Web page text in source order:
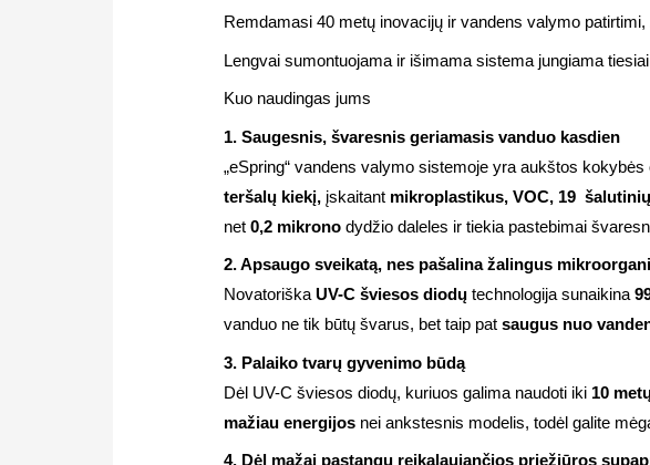
Remdamasi 40 metų inovacijų ir vandens valymo
Lengvai sumontuojama ir išimama sistema jungiama
Kuo naudingas jums
1. Saugesnis, švaresnis geriamasis vanduo kasdien
„eSpring“ vandens valymo sistemoje yra aukštos kokybės
teršalų kiekį, įskaitant mikroplastikus, VOC, 19
net0,2 mikrono dydžio daleles ir tiekia pastebimai
2. Apsaugo sveikatą, nes pašalina žalingus
NovatoriškaUV-C šviesos diodų technologija sunaikina
vanduo ne tik būtų švarus, bet taip patsaugus nuo
3. Palaiko tvarų gyvenimo būdą
Dėl UV-C šviesos diodų, kuriuos galima naudoti iki 10
mažiau energijos nei ankstesnis modelis, todėl galite
4. Dėl mažai pastangų reikalaujančios priežiūros